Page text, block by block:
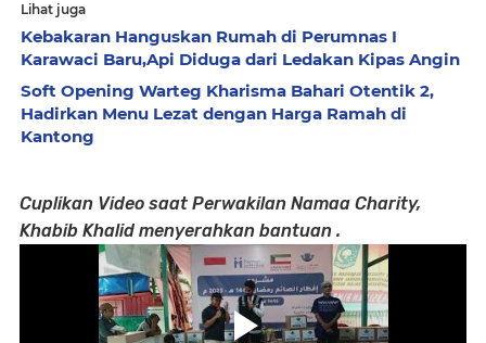
Lihat juga
Kebakaran Hanguskan Rumah di Perumnas I
Karawaci Baru,Api Diduga dari Ledakan Kipas Angin
Soft Opening Warteg Kharisma Bahari Otentik 2,
Hadirkan Menu Lezat dengan Harga Ramah di
Kantong
Cuplikan Video saat Perwakilan Namaa Charity,
Khabib Khalid menyerahkan bantuan .